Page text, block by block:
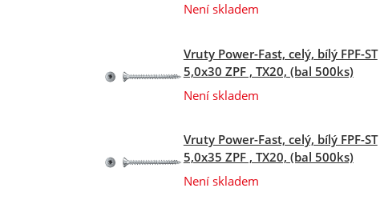
Není skladem
Vruty Power-Fast, celý, bílý FPF-ST
5,0x30 ZPF , TX20, (bal 500ks)
Není skladem
Vruty Power-Fast, celý, bílý FPF-ST
5,0x35 ZPF , TX20, (bal 500ks)
Není skladem